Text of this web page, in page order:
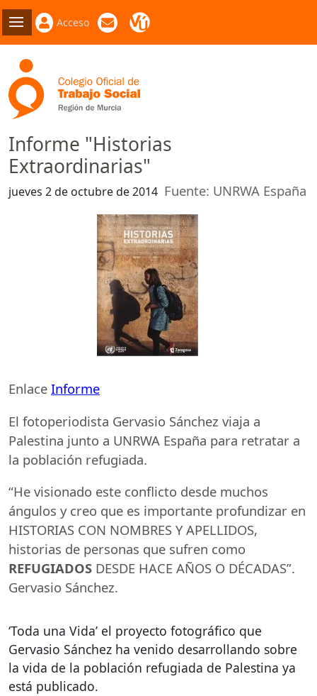
Acceso
Informe "Historias
Extraordinarias"
jueves 2 de octubre de 2014 Fuente: UNRWA España
Enlace Informe
El fotoperiodista Gervasio Sánchez viaja a
Palestina junto a UNRWA España para retratar a
la población refugiada.
“He visionado este conflicto desde muchos
ángulos y creo que es importante profundizar en
HISTORIAS CON NOMBRES YAPELLIDOS,
historias de personas que sufren como
REFUGIADOS DESDE HACE AÑOS O DÉCADAS”.
Gervasio Sánchez.
‘Toda una Vida’ el proyecto fotográfico que
Gervasio Sánchez ha venido desarrollando sobre
la vida de la población refugiada de Palestina ya
está publicado.